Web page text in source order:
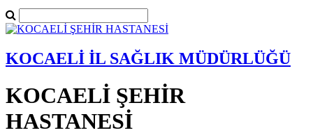
KOCAELİ İL SAĞLIK MÜDÜRLÜĞÜ
KOCAELİ ŞEHİR
HASTANESİ